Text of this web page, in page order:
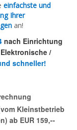
einfachste und
Ihrer
an!
nach Einrichtung
/
schneller!
Kleinstbetrieb
ab EUR 159,--